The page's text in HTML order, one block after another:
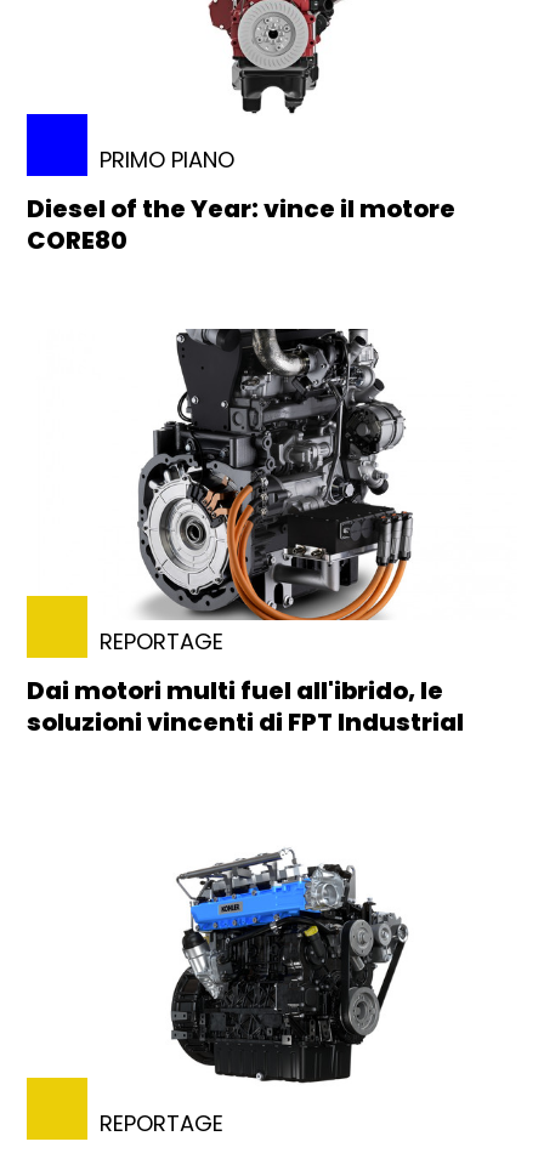
PRIMO PIANO
Diesel of the Year: vince il motore
CORE80
REPORTAGE
Dai motori multi fuel all'ibrido, le
soluzioni vincenti di FPT Industrial
REPORTAGE